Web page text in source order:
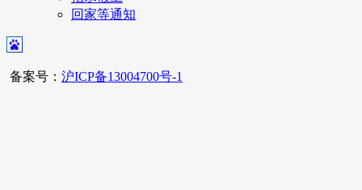
回家等通知
备案号： 沪ICP备13004700号-1